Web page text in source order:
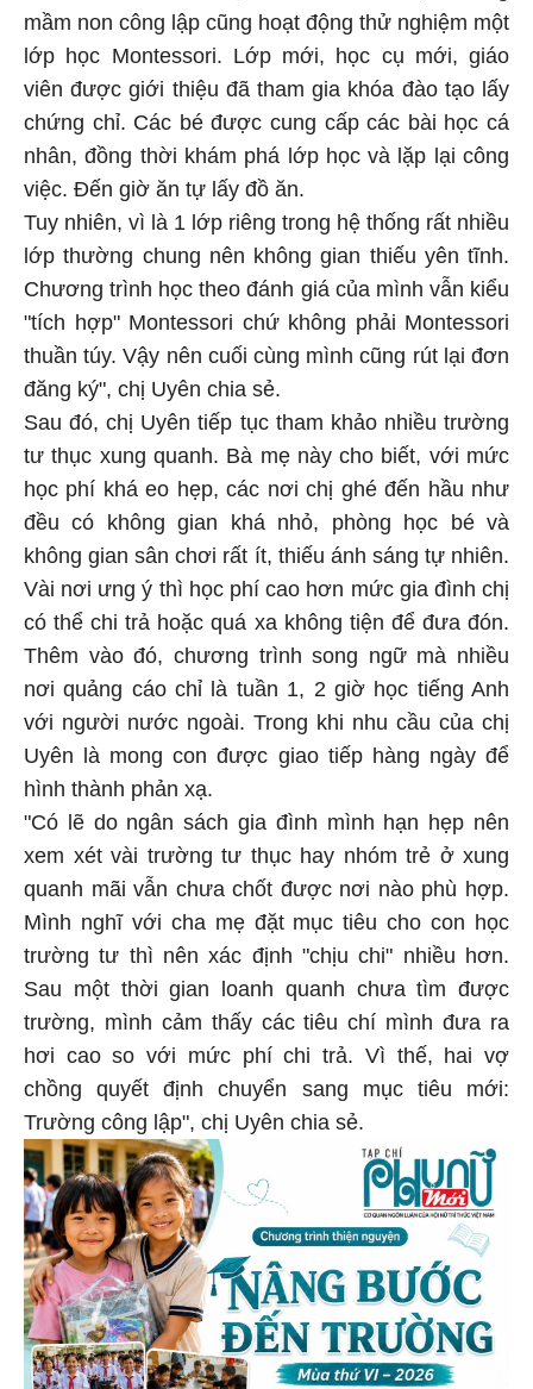
mầm non công lập cũng hoạt động thử nghiệm một
lớp học Montessori. Lớp mới, học cụ mới, giáo
viên được giới thiệu đã tham gia khóa đào tạo lấy
chứng chỉ. Các bé được cung cấp các bài học cá
nhân, đồng thời khám phá lớp học và lặp lại công
việc. Đến giờ ăn tự lấy đồ ăn.
Tuy nhiên, vì là 1 lớp riêng trong hệ thống rất nhiều
lớp thường chung nên không gian thiếu yên tĩnh.
Chương trình học theo đánh giá của mình vẫn kiểu
"tích hợp" Montessori chứ không phải Montessori
thuần túy. Vậy nên cuối cùng mình cũng rút lại đơn
đăng ký", chị Uyên chia sẻ.
Sau đó, chị Uyên tiếp tục tham khảo nhiều trường
tư thục xung quanh. Bà mẹ này cho biết, với mức
học phí khá eo hẹp, các nơi chị ghé đến hầu như
đều có không gian khá nhỏ, phòng học bé và
không gian sân chơi rất ít, thiếu ánh sáng tự nhiên.
Vài nơi ưng ý thì học phí cao hơn mức gia đình chị
có thể chi trả hoặc quá xa không tiện để đưa đón.
Thêm vào đó, chương trình song ngữ mà nhiều
nơi quảng cáo chỉ là tuần 1, 2 giờ học tiếng Anh
với người nước ngoài. Trong khi nhu cầu của chị
Uyên là mong con được giao tiếp hàng ngày để
hình thành phản xạ.
"Có lẽ do ngân sách gia đình mình hạn hẹp nên
xem xét vài trường tư thục hay nhóm trẻ ở xung
quanh mãi vẫn chưa chốt được nơi nào phù hợp.
Mình nghĩ với cha mẹ đặt mục tiêu cho con học
trường tư thì nên xác định "chịu chi" nhiều hơn.
Sau một thời gian loanh quanh chưa tìm được
trường, mình cảm thấy các tiêu chí mình đưa ra
hơi cao so với mức phí chi trả. Vì thế, hai vợ
chồng quyết định chuyển sang mục tiêu mới:
Trường công lập", chị Uyên chia sẻ.